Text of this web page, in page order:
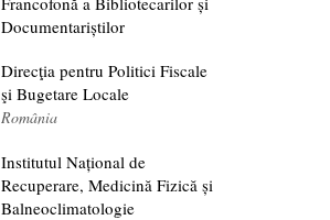
Documentariștilor
Direcţia pentru Politici Fiscale
şi Bugetare Locale
România
Institutul Național de
Recuperare, Medicină Fizică și
Balneoclimatologie